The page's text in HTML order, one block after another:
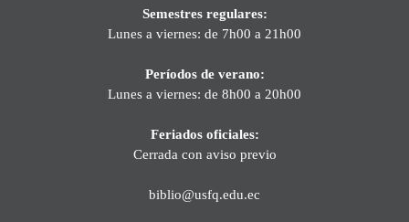
Semestres regulares:
Lunes a viernes: de 7h00 a 21h00
Períodos de verano:
Lunes a viernes: de 8h00 a 20h00
Feriados oficiales:
Cerrada con aviso previo
biblio@usfq.edu.ec